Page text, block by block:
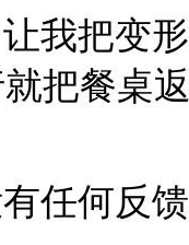
我把变
把餐桌
任何反